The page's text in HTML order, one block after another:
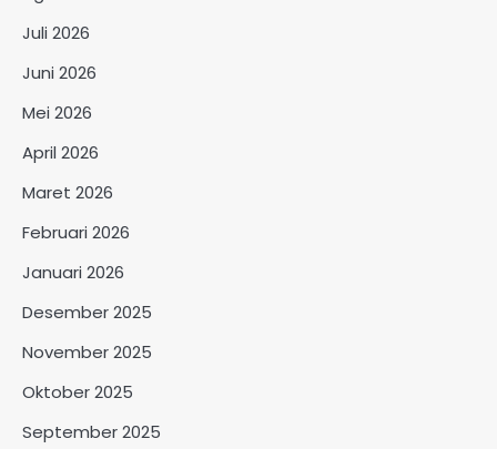
Juli 2026
Juni 2026
Mei 2026
April 2026
Maret 2026
Februari 2026
Januari 2026
Desember 2025
November 2025
Oktober 2025
September 2025